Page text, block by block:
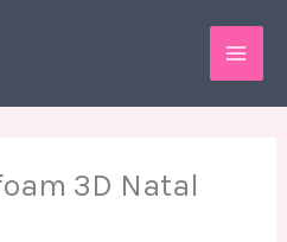
3D Natal